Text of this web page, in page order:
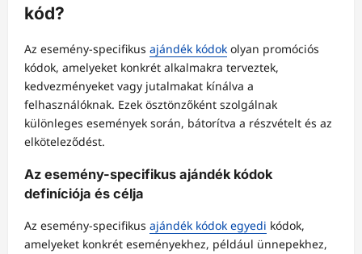
kód?
Az esemény-specifikus ajándék kódok olyan promóciós
kódok, amelyeket konkrét alkalmakra terveztek,
kedvezményeket vagy jutalmakat kínálva a
felhasználóknak. Ezek ösztönzőként szolgálnak
különleges események során, bátorítva a részvételt és az
elköteleződést.
Az esemény-specifikus ajándék kódok
definíciója és célja
Az esemény-specifikus ajándék kódok egyedi kódok,
amelyeket konkrét eseményekhez, például ünnepekhez,